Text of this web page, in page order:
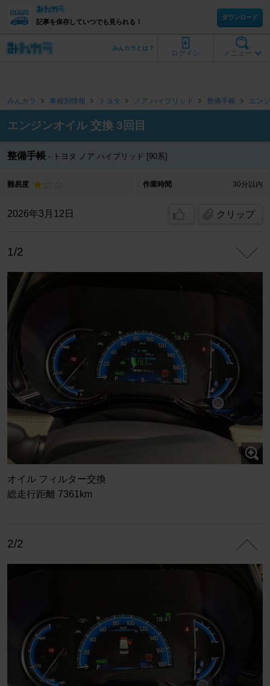
記事を保存していつでも見られる！
ダウンロード
メニュー
ログイン
みんカラとは？
みんカラ 車種別情報 トヨタ ノア ハイブリッド 整備手帳 エン
エンジンオイル 交換 3回目
整備手帳 トヨタ ノア ハイブリッド [90系]
難易度 作業時間 30分以内
2026年3月12日 クリップ
1/2
オイル フィルター交換
総走行距離 7361km
2/2